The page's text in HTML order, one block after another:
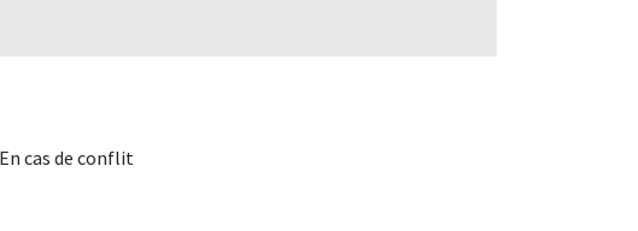
cas de conflit